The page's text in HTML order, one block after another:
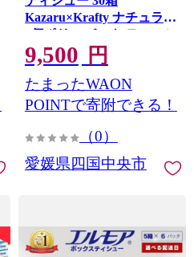
Kazaru×Krafty ナチュラル
5個ポリ×6パック ティッシ
ュ ティッシュペーパー ボ
ックスティッシュ 日用品
消耗品 備蓄 防災 愛媛県 四
国中央市
9,500 円
たまったWAON
POINTで寄附できる！
（0）
愛媛県四国中央市